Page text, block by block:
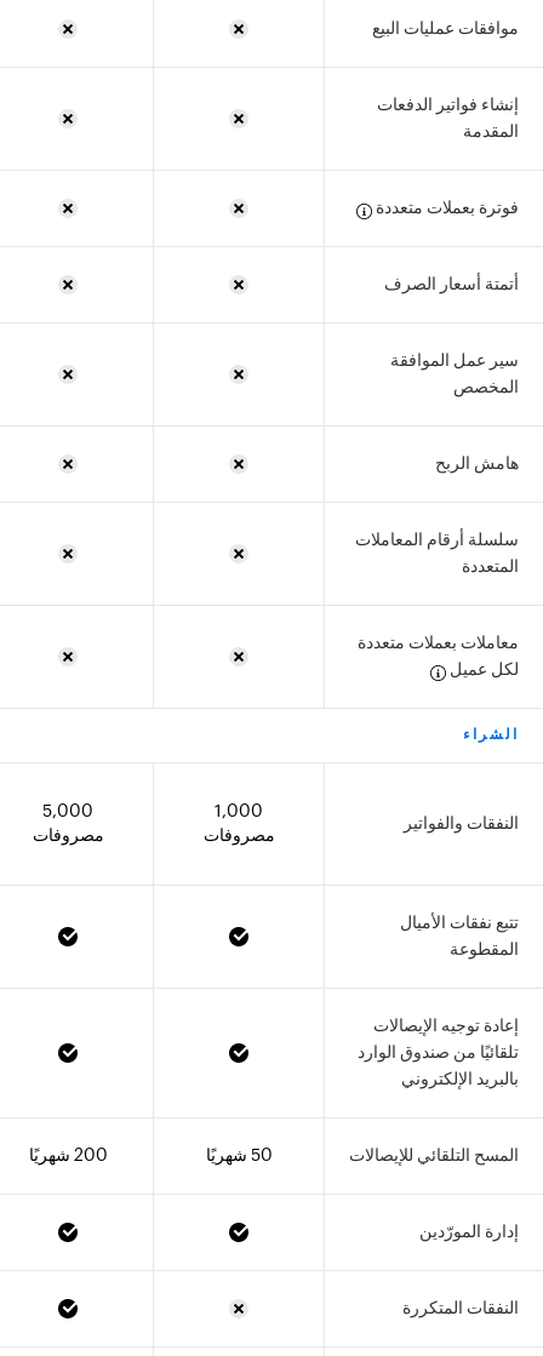
موافقات عمليات البيع
إنشاء فواتير الدفعات
المقدمة
فوترة بعملات متعددة
أتمتة أسعار الصرف
سير عمل الموافقة
المخصص
هامش الربح
سلسلة أرقام المعاملات
المتعددة
معاملات بعملات متعددة
لكل عميل
الشراء
النفقات والفواتير
1,000
مصروفات
5,000
مصروفات
تتبع نفقات الأميال
المقطوعة
إعادة توجيه الإيصالات
تلقائيًا من صندوق الوارد
بالبريد الإلكتروني
المسح التلقائي للإيصالات 50 شهريًا 200 شهريًا
إدارة المورّدين
النفقات المتكررة